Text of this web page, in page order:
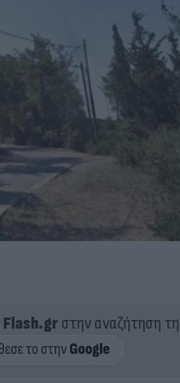
Flash.grστην αναζήτηση